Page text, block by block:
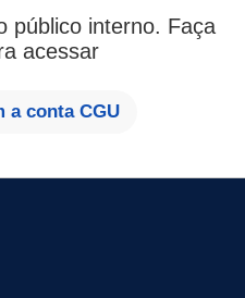
público interno. Faça
acessar
a conta CGU